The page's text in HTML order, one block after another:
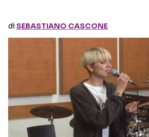
Seguici sui social
diSEBASTIANO CASCONE